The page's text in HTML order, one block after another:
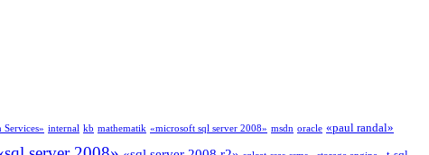
Services» internal kb mathematik «microsoft sql server 2008» msdn oracle «paul randal»